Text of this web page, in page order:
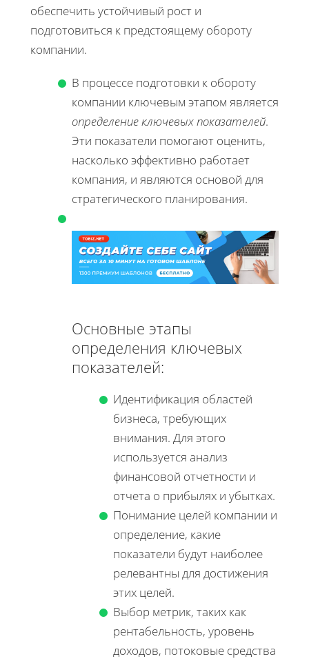
обеспечить устойчивый рост и
подготовиться к предстоящему обороту
компании.
В процессе подготовки к обороту
компании ключевым этапом является
определение ключевых показателей.
Эти показатели помогают оценить,
насколько эффективно работает
компания, и являются основой для
стратегического планирования.
Основные этапы
определения ключевых
показателей:
Идентификация областей
бизнеса, требующих
внимания. Для этого
используется анализ
финансовой отчетности и
отчета о прибылях и убытках.
Понимание целей компании и
определение, какие
показатели будут наиболее
релевантны для достижения
этих целей.
Выбор метрик, таких как
рентабельность, уровень
доходов, потоковые средства